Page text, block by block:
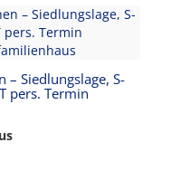
– Siedlungslage, S-
pers. Termin